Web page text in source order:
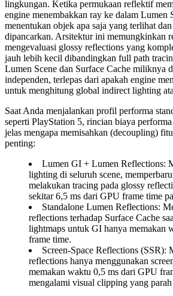
lingkungan. Ketika permukaan reflektif
engine menembakkan ray ke dalam Lumen
menentukan objek apa saja yang terlihat
dipancarkan. Arsitektur ini memungkinkan
mengevaluasi glossy reflections yang
jauh lebih kecil dibandingkan full path
Lumen Scene dan Surface Cache miliknya
independen, terlepas dari apakah engine
untuk menghitung global indirect lighting
Saat Anda menjalankan profil performa
seperti PlayStation 5, rincian biaya
jelas mengapa memisahkan (decoupling)
penting:
Lumen GI + Lumen Reflections:
lighting di seluruh scene,
melakukan tracing pada glossy
sekitar 6,5 ms dari GPU frame time
Standalone Lumen Reflections:
reflections terhadap Surface Cache
lightmaps untuk GI hanya memakan
frame time.
Screen-Space Reflections (SSR):
reflections hanya menggunakan
memakan waktu 0,5 ms dari GPU
mengalami visual clipping yang